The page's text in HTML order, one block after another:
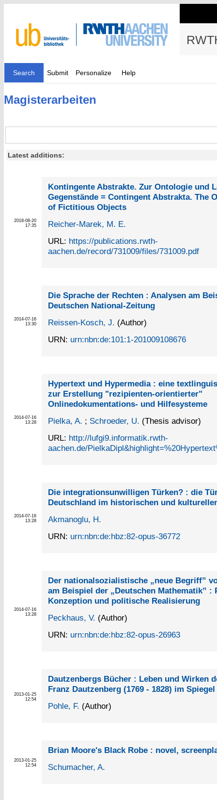
Search Submit Personalize Help
Magisterarbeiten
Latest additions:
2018-08-20
17:35
Kontingente Abstrakte. Zur Ontologie und
Gegenstände = Contingent Abstrakta. The
of Fictitious Objects
Reicher-Marek, M. E.
URL: https://publications.rwth-
aachen.de/record/731009/files/731009.pdf
2014-07-16
13:30
Die Sprache der Rechten : Analysen am
Deutschen National-Zeitung
Reissen-Kosch, J. (Author)
URN: urn:nbn:de:101:1-201009108676
2014-07-16
13:28
Hypertext und Hypermedia : eine
zur Erstellung "rezipienten-orientierter"
Onlinedokumentations- und Hilfesysteme
Pielka, A. ; Schroeder, U. (Thesis advisor)
URL: http://lufgi9.informatik.rwth-
aachen.de/
2014-07-16
13:28
Die integrationsunwilligen Türken? : die
Deutschland im historischen und
Akmanoglu, H.
URN: urn:nbn:de:hbz:82-opus-36772
2014-07-16
13:28
Der nationalsozialistische „neue Begriff”
am Beispiel der „Deutschen Mathematik” :
Konzeption und politische Realisierung
Peckhaus, V. (Author)
URN: urn:nbn:de:hbz:82-opus-26963
2013-01-25
12:54
Dautzenbergs Bücher : Leben und Wirken
Franz Dautzenberg (1769 - 1828) im
Pohle, F. (Author)
2013-01-25
12:54
Brian Moore's Black Robe : novel,
Schumacher, A.